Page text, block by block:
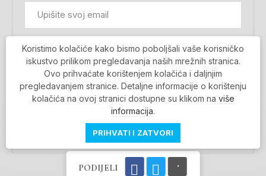
PODIJELI
Prihvaćam da se moji podaci spremaju u bazu
podataka i koriste u svrhu slanja MojaRijeka
newslettera
MOJARIJEKA NEWSLETTER
PRIJAVI SE
Povratak na vrh
Koristimo kolačiće kako bismo poboljšali vaše korisničko
iskustvo prilikom pregledavanja naših mrežnih stranica.
Ovo prihvaćate korištenjem kolačića i daljnjim
pregledavanjem stranice. Detaljne informacije o korištenju
kolačića na ovoj stranici dostupne su klikom na više
informacija.
PRIHVATI I ZATVORI